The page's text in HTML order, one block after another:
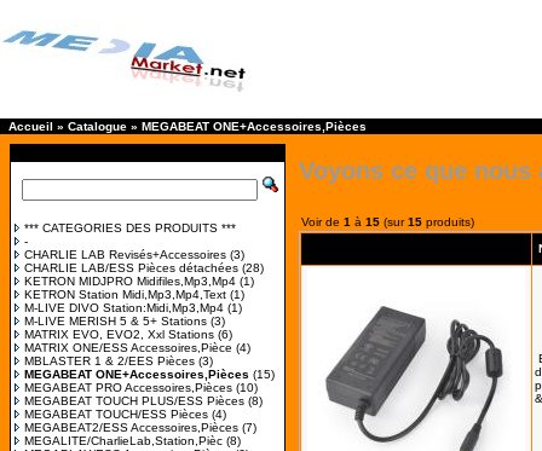
Accueil » Catalogue » MEGABEAT ONE+Accessoires,Pièces
*** CATEGORIES DES PRODUITS ***
-
CHARLIE LAB Revisés+Accessoires (3)
CHARLIE LAB/ESS Pièces détachées (28)
KETRON MIDJPRO Midifiles,Mp3,Mp4 (1)
KETRON Station Midi,Mp3,Mp4,Text (1)
M-LIVE DIVO Station:Midi,Mp3,Mp4 (1)
M-LIVE MERISH 5 & 5+ Stations (3)
MATRIX EVO, EVO2, Xxl Stations (6)
MATRIX ONE/ESS Accessoires,Pièce (4)
MBLASTER 1 & 2/EES Pièces (3)
MEGABEAT ONE+Accessoires,Pièces (15)
MEGABEAT PRO Accessoires,Pièces (10)
MEGABEAT TOUCH PLUS/ESS Pièces (8)
MEGABEAT TOUCH/ESS Pièces (4)
MEGABEAT2/ESS Accessoires,Pièces (7)
MEGALITE/CharlieLab,Station,Pièc (8)
Voyons ce que nous
Voir de 1 à 15 (sur15 produits)